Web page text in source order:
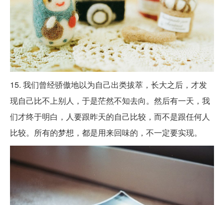
15. 我们曾经骄傲地以为自己出类拔萃，长大之后，才发
现自己比不上别人，于是茫然不知去向。然后有一天，我
们才终于明白，人要跟昨天的自己比较，而不是跟任何人
比较。所有的梦想，都是用来回味的，不一定要实现。